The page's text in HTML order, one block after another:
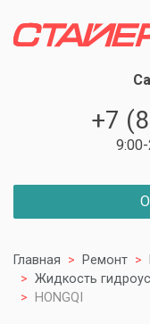
+7
Главная Ремонт
Жидкость
HONGQI